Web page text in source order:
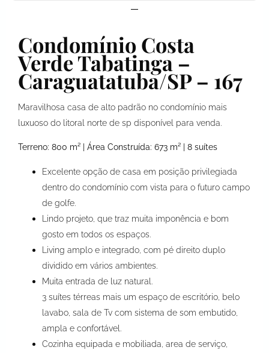
Condomínio Costa
Verde Tabatinga –
Caraguatatuba/SP – 167
Maravilhosa casa de alto padrão no condomínio mais
luxuoso do litoral norte de sp disponível para venda.
Terreno: 800 m² | Área Construída: 673 m² | 8 suítes
Excelente opção de casa em posição privilegiada
dentro do condomínio com vista para o futuro campo
de golfe.
Lindo projeto, que traz muita imponência e bom
gosto em todos os espaços.
Living amplo e integrado, com pé direito duplo
dividido em vários ambientes.
Muita entrada de luz natural.
3 suítes térreas mais um espaço de escritório, belo
lavabo, sala de Tv com sistema de som embutido,
ampla e confortável.
Cozinha equipada e mobiliada, area de serviço,